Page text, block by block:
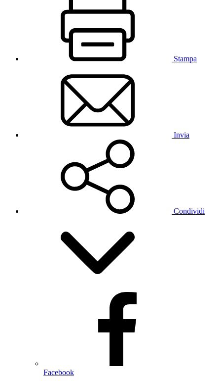
Stampa
Invia
Condividi
Facebook